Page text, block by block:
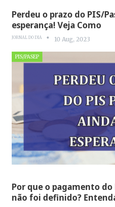
Perdeu o prazo do PIS/
esperança! Veja Como
JORNAL DO DIA 10 Aug, 2023
PIS/PASEP
Por que o pagamento do
não foi definido?